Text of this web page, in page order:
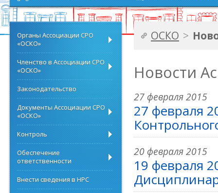
ОСКО >
Новости
27 февраля 2015
27 февраля
20 февраля 2015
19 февраля
Органы Ассоциации СРО
«ОСКО»
Членство в Ассоциации СРО
«ОСКО»
Законодательство
Документы Ассоциации СРО
«ОСКО»
Контроль
Обеспечение
ответственности
Внести сведения в НРС